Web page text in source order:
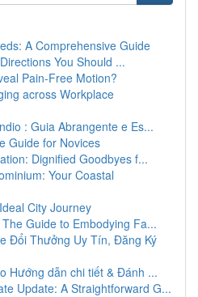
A Comprehensive Guide
You Should ...
Pain-Free Motion?
across Workplace
: Guia Abrangente e Es...
Guide for Novices
Dignified Goodbyes f...
Your Coastal
City Journey
Guide to Embodying Fa...
Đổi Thưởng Uy Tín, Đăng Ký
Hướng dẫn chi tiết & Đánh ...
Update: A Straightforward G...